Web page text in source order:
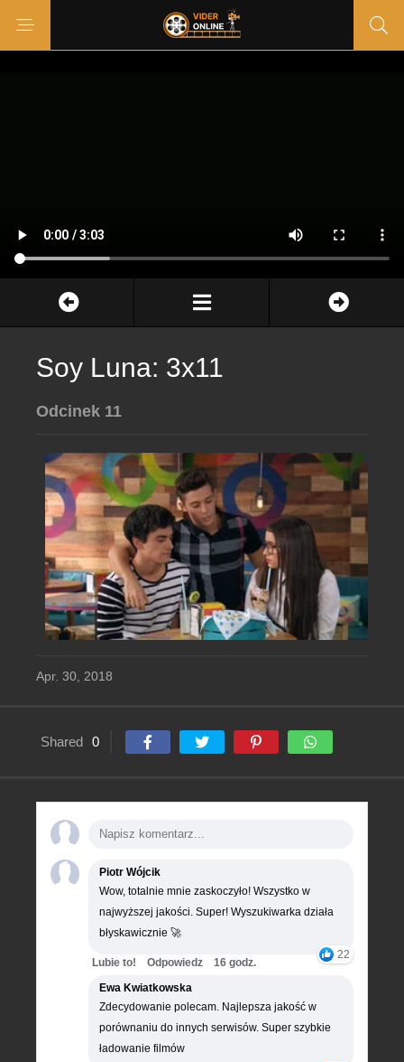
Soy Luna: 3x11
Odcinek 11
Apr. 30, 2018
Shared 0
Piotr Wójcik
Wow, totalnie mnie zaskoczyło! Wszystko w
najwyższej jakości. Super! Wyszukiwarka działa
błyskawicznie 🚀
22
Lubie to! Odpowiedz
16 godz.
Ewa Kwiatkowska
Zdecydowanie polecam. Najlepsza jakość w
porównaniu do innych serwisów. Super szybkie
ładowanie filmów